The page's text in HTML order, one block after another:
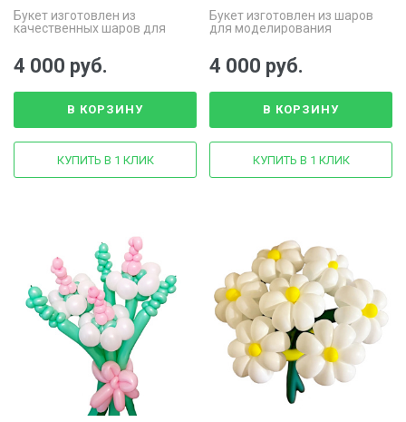
Букет изготовлен из
качественных шаров для
4 000 руб.
В КОРЗИНУ
КУПИТЬ В 1 КЛИК
Букет изготовлен из шаров
для моделирования
4 000 руб.
В КОРЗИНУ
КУПИТЬ В 1 КЛИК